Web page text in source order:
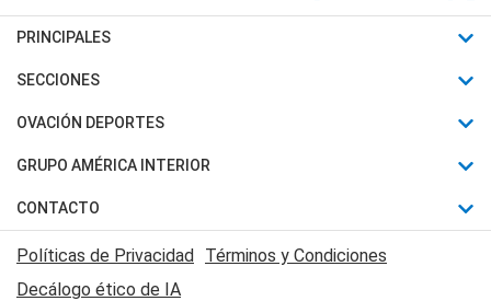
PRINCIPALES
Últimas Noticias
Política
Judiciales
Economia
SECCIONES
Horóscopo
Motores
Trucos caseros
Series y Películas
Edictos y Solicitadas
OVACIÓN DEPORTES
Fútbol
Mundial
Automovilismo
Rugby
GRUPO AMÉRICA INTERIOR
Canal 7 en Vivo
CONTACTO
Acerca de Nosotros
Contactanos
Políticas de Privacidad Términos y Condiciones
Decálogo ético de IA